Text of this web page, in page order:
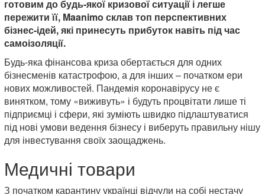
готовим до будь-якої кризової ситуації і легше
пережити її, Maanimo склав топ перспективних
бізнес-ідей, які принесуть прибуток навіть під час
самоізоляції.
Будь-яка фінансова криза обертається для одних
бізнесменів катастрофою, а для інших – початком ери
нових можливостей. Пандемія коронавірусу не є
винятком, тому «виживуть» і будуть процвітати лише ті
підприємці і сфери, які зуміють швидко підлаштуватися
під нові умови ведення бізнесу і виберуть правильну нішу
для інвестування своїх заощаджень.
Медичні товари
З початком карантину українці відчули на собі нестачу